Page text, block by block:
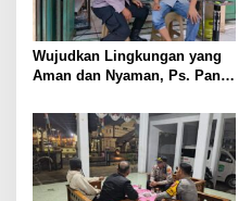
Wujudkan Lingkungan yang
Aman dan Nyaman, Ps. Panit
Sambangi Warga Desa
Cikijing